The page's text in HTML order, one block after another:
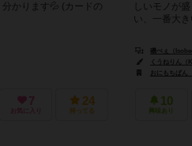
かります💦 (カードの
7
お気に入り
24
持ってる
しいモノが
い、一番大
磯べぇ（
くうねりん（
おにもちぱん
10
興味あり